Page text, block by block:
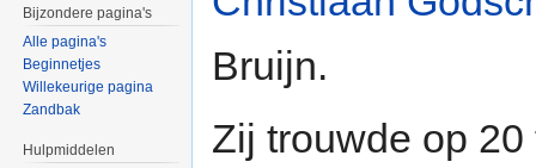
Bruijn.
Zij trouwde op
Bijzondere pagina's
Alle pagina's
Beginnetjes
Willekeurige pagina
Zandbak
Hulpmiddelen